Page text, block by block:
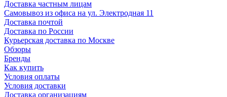
Доставка частным лицам
Самовывоз из офиса на ул. Электродная 11
Доставка почтой
Доставка по России
Курьерская доставка по Москве
Обзоры
Бренды
Как купить
Условия оплаты
Условия доставки
Доставка организациям